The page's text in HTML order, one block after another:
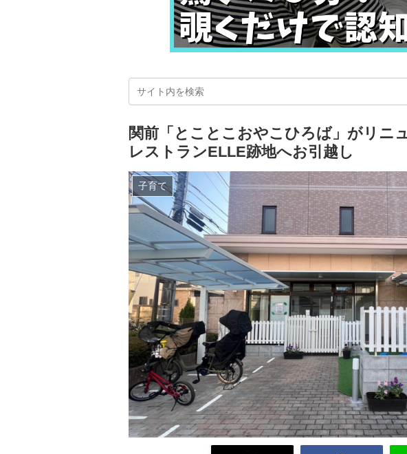
関前「とことこおやこひろば」がリニ
レストランELLE跡地へお引越し
子育て